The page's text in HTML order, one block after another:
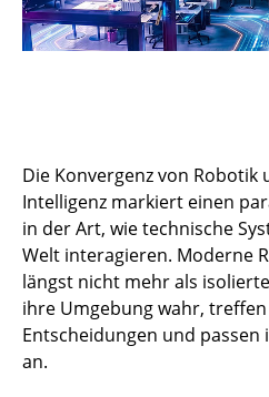
Die Konvergenz von Robotik
Intelligenz markiert einen
in der Art, wie technische
Welt interagieren. Moderne
längst nicht mehr als
ihre Umgebung wahr,
Entscheidungen und
an.